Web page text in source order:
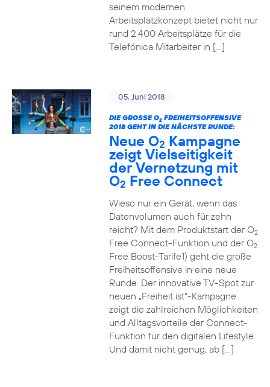
seinem modernen
Arbeitsplatzkonzept bietet nicht nur
rund 2.400 Arbeitsplätze für die
Telefónica Mitarbeiter in […]
05. Juni 2018
DIE GROSSE O 2FREIHEITSOFFENSIVE
2018 GEHT IN DIE NÄCHSTE RUNDE:
Neue O2 Kampagne
zeigt Vielseitigkeit
der Vernetzung mit
O2 Free Connect
Wieso nur ein Gerät, wenn das
Datenvolumen auch für zehn
reicht? Mit dem Produktstart der O2
Free Connect-Funktion und der O2
Free Boost-Tarife1) geht die große
Freiheitsoffensive in eine neue
Runde. Der innovative TV-Spot zur
neuen „Freiheit ist“-Kampagne
zeigt die zahlreichen Möglichkeiten
und Alltagsvorteile der Connect-
Funktion für den digitalen Lifestyle.
Und damit nicht genug, ab […]